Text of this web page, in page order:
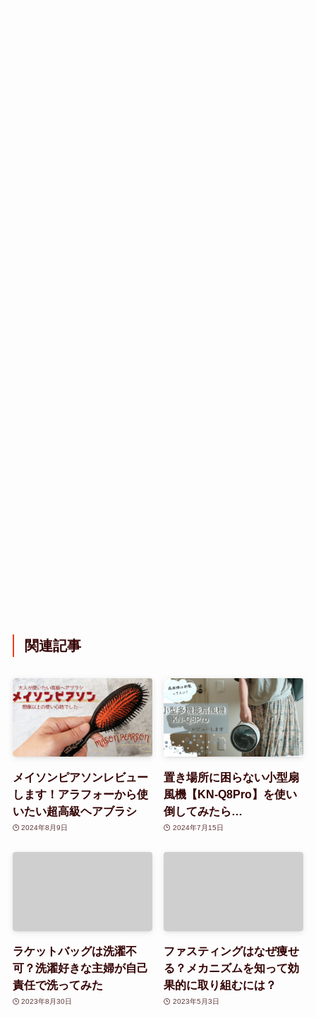
関連記事
メイソンピアソンレビュー
します！アラフォーから使
いたい超高級ヘアブラシ
2024年8月9日
置き場所に困らない小型扇
風機【KN-Q8Pro】を使い
倒してみたら…
2024年7月15日
ラケットバッグは洗濯不
可？洗濯好きな主婦が自己
責任で洗ってみた
2023年8月30日
ファスティングはなぜ痩せ
る？メカニズムを知って効
果的に取り組むには？
2023年5月3日